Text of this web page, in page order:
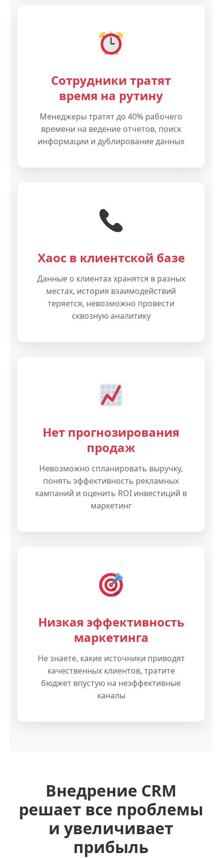
Сотрудники тратят
время на рутину
Менеджеры тратят до 40% рабочего
времени на ведение отчетов, поиск
информации и дублирование данных
Хаос в клиентской базе
Данные о клиентах хранятся в разных
местах, история взаимодействий
теряется, невозможно провести
сквозную аналитику
Нет прогнозирования
продаж
Невозможно спланировать выручку,
понять эффективность рекламных
кампаний и оценить ROI инвестиций в
маркетинг
Низкая эффективность
маркетинга
Не знаете, какие источники приводят
качественных клиентов, тратите
бюджет впустую на неэффективные
каналы
Внедрение CRM
решает все проблемы
и увеличивает
прибыль